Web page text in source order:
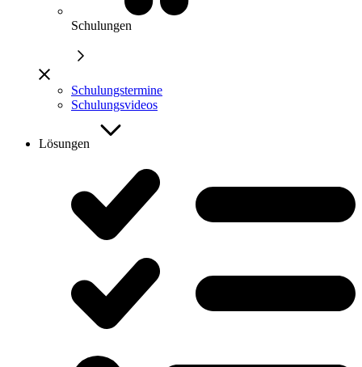
Schulungen
Schulungstermine
Schulungsvideos
Lösungen